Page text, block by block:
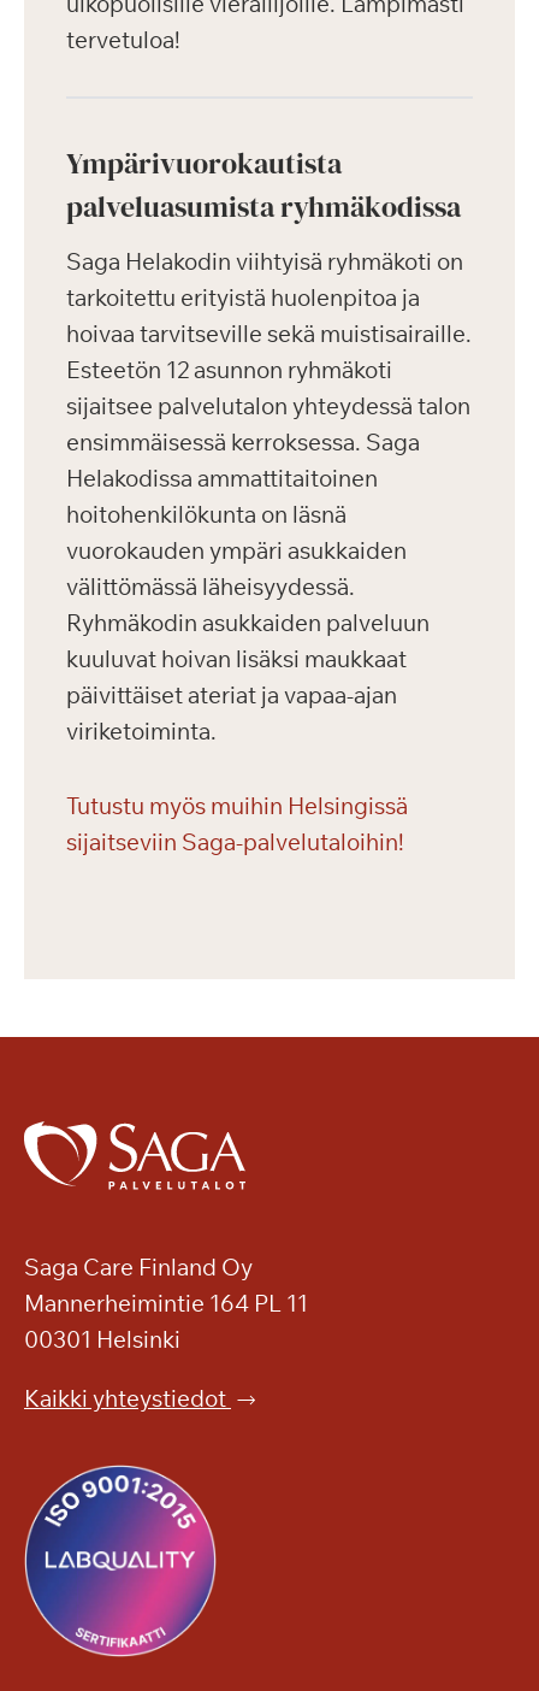
tervetuloa!
Ympärivuorokautista
palveluasumista ryhmäkodissa
Saga Helakodin viihtyisä ryhmäkoti on
tarkoitettu erityistä huolenpitoa ja
hoivaa tarvitseville sekä muistisairaille.
Esteetön 12 asunnon ryhmäkoti
sijaitsee palvelutalon yhteydessä talon
ensimmäisessä kerroksessa. Saga
Helakodissa ammattitaitoinen
hoitohenkilökunta on läsnä
vuorokauden ympäri asukkaiden
välittömässä läheisyydessä.
Ryhmäkodin asukkaiden palveluun
kuuluvat hoivan lisäksi maukkaat
päivittäiset ateriat ja vapaa-ajan
viriketoiminta.
Tutustu myös muihin Helsingissä
sijaitseviin Saga-palvelutaloihin!
Saga Care Finland Oy
Mannerheimintie 164 PL 11
00301 Helsinki
Kaikki yhteystiedot